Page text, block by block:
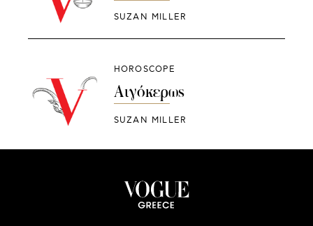
SUZAN MILLER
HOROSCOPE
Αιγόκερως
SUZAN MILLER